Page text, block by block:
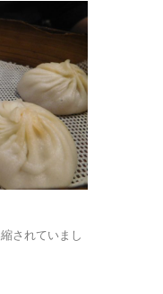
されていまし